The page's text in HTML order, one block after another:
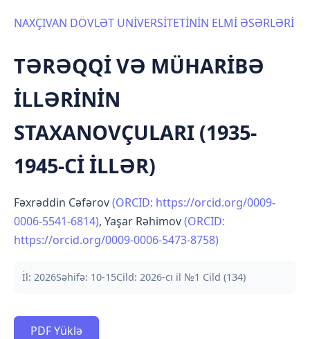
NAXÇIVAN DÖVLƏT UNİVERSİTETİNİN ELMİ ƏSƏRLƏRİ
TƏRƏQQİ VƏ MÜHARİBƏ
İLLƏRİNİN
STAXANOVÇULARI (1935-
1945-Cİ İLLƏR)
Fəxrəddin Cəfərov(ORCID: https://orcid.org/0009-
0006-5541-6814), Yaşar Rəhimov(ORCID:
https://orcid.org/0009-0006-5473-8758)
İl: 2026Səhifə: 10-15Cild: 2026-cı il №1 Cild (134)
PDF Yüklə